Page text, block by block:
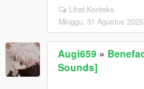
Lihat Konteks
Minggu, 31 Agustus 2025
Augi659 »
Sounds]